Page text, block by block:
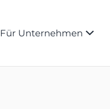
Für Unternehmen